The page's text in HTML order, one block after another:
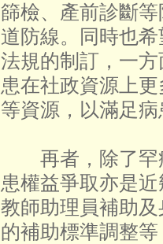
篩檢、產前診斷
道防線。同時也
法規的制訂，一
患在社政資源上
等資源，以滿足
再者，除了罕
患權益爭取亦是
教師助理員補助
的補助標準調整